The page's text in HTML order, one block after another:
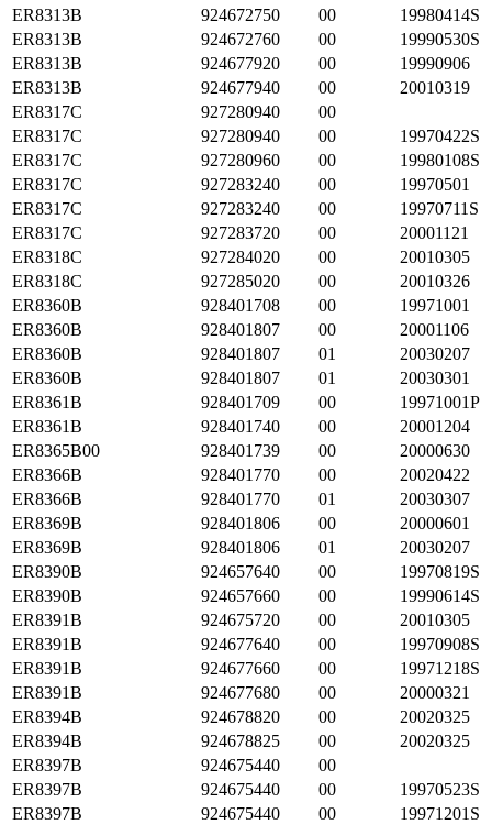
ER8313B 924672750 00
19980414S
ER8313B
924672760 00
19990530S
ER8313B
924677920 00
19990906
ER8313B
924677940 00
20010319
ER8317C
927280940
00
ER8317C
927280940 00
19970422S
ER8317C
927280960 00
19980108S
ER8317C
927283240 00
19970501
ER8317C
927283240 00
19970711S
ER8317C
927283720 00
20001121
ER8318C
927284020 00
20010305
ER8318C
927285020 00
20010326
ER8360B
928401708 00
19971001
ER8360B
928401807 00
20001106
ER8360B
928401807 01
20030207
ER8360B
928401807 01
20030301
ER8361B
928401709 00
19971001P
ER8361B
928401740 00
20001204
ER8365B00
928401739 00
20000630
ER8366B
928401770 00
20020422
ER8366B
928401770 01
20030307
ER8369B
928401806 00
20000601
ER8369B
928401806 01
20030207
ER8390B
924657640 00
19970819S
ER8390B
924657660 00
19990614S
ER8391B
924675720 00
20010305
ER8391B
924677640 00
19970908S
ER8391B
924677660 00
19971218S
ER8391B
924677680 00
20000321
ER8394B
924678820 00
20020325
ER8394B
924678825 00
20020325
ER8397B
924675440
00
ER8397B
924675440 00
19970523S
ER8397B
924675440 00
19971201S